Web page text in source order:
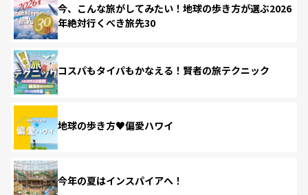
今、こんな旅がしてみたい！地球の歩き方が選ぶ2026
年絶対行くべき旅先30
コスパもタイパもかなえる！賢者の旅テクニック
地球の歩き方♥偏愛ハワイ
今年の夏はインスパイアへ！